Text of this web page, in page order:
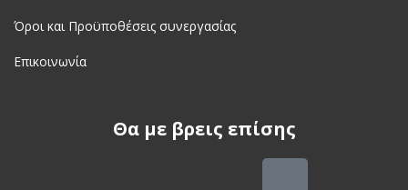
Όροι και Προϋποθέσεις συνεργασίας
Επικοινωνία
Θα με βρεις επίσης